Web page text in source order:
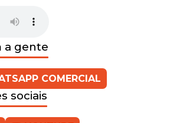
a gente
COMERCIAL
sociais